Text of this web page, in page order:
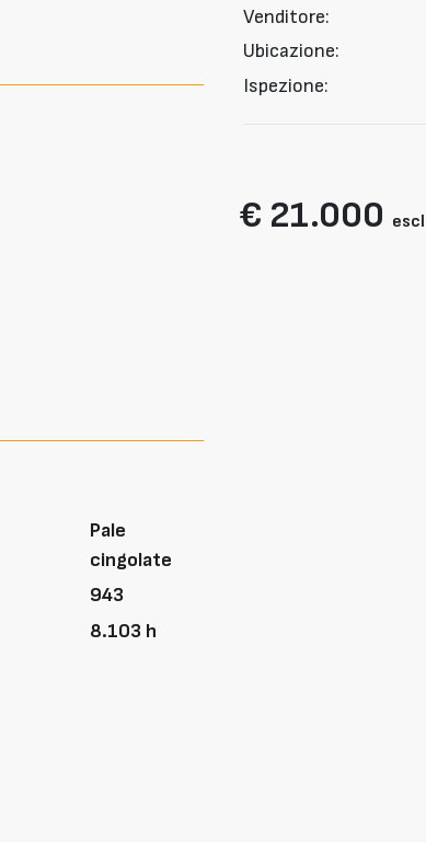
Pale
cingolate
943
8.103 h
Venditore:
Ubicazione:
Ispezione:
€ 21.000